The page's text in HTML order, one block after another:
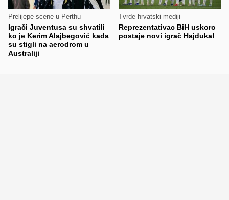
Prelijepe scene u Perthu
Igrači Juventusa su shvatili
ko je Kerim Alajbegović kada
su stigli na aerodrom u
Australiji
Tvrde hrvatski mediji
Reprezentativac BiH uskoro
postaje novi igrač Hajduka!